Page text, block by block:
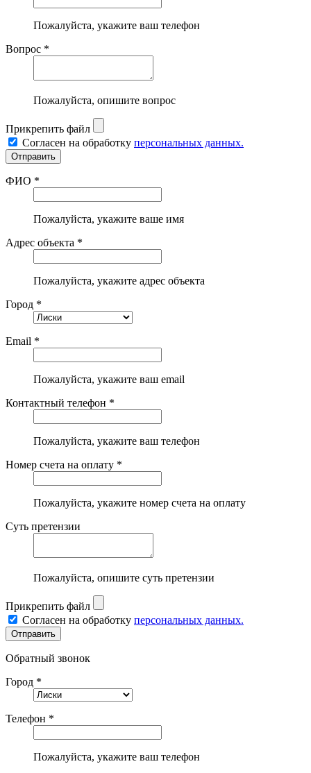
Пожалуйста, укажите ваш телефон
Вопрос *
Пожалуйста, опишите вопрос
Прикрепить файл
Согласен на обработку персональных данных.
ФИО *
Пожалуйста, укажите ваше имя
Адрес объекта *
Пожалуйста, укажите адрес объекта
Город *
Email *
Пожалуйста, укажите ваш email
Контактный телефон *
Пожалуйста, укажите ваш телефон
Номер счета на оплату *
Пожалуйста, укажите номер счета на оплату
Суть претензии
Пожалуйста, опишите суть претензии
Прикрепить файл
Согласен на обработку персональных данных.
Обратный звонок
Город *
Телефон *
Пожалуйста, укажите ваш телефон